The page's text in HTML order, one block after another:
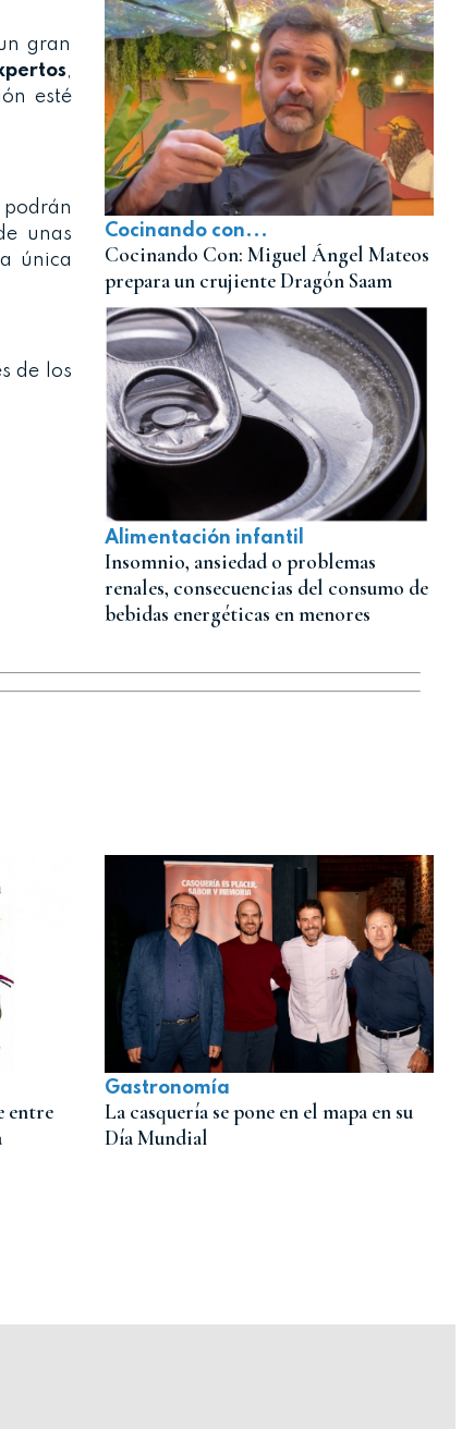
gran
,
esté
unas
única
de los
Cocinando con...
Cocinando Con: Miguel Ángel Mateos
prepara un crujiente Dragón Saam
Alimentación infantil
Insomnio, ansiedad o problemas
renales, consecuencias del consumo de
bebidas energéticas en menores
entre
Gastronomía
La casquería se pone en el mapa en su
Día Mundial